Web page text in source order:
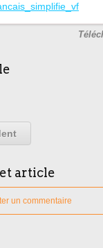
article
un commentaire